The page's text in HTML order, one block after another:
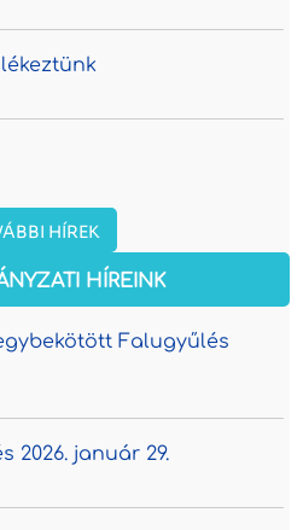
HÍREK
HÍREINK
Falugyűlés
2026. január 29.